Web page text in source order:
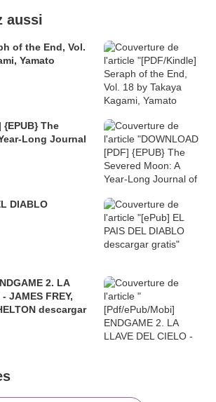
aussi
of the End, Vol.
Yamato
{EPUB} The
Long Journal
DIABLO
2. LA
JAMES FREY,
descargar